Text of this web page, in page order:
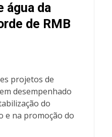
água da
de RMB
projetos de
desempenhado
do
e na promoção do